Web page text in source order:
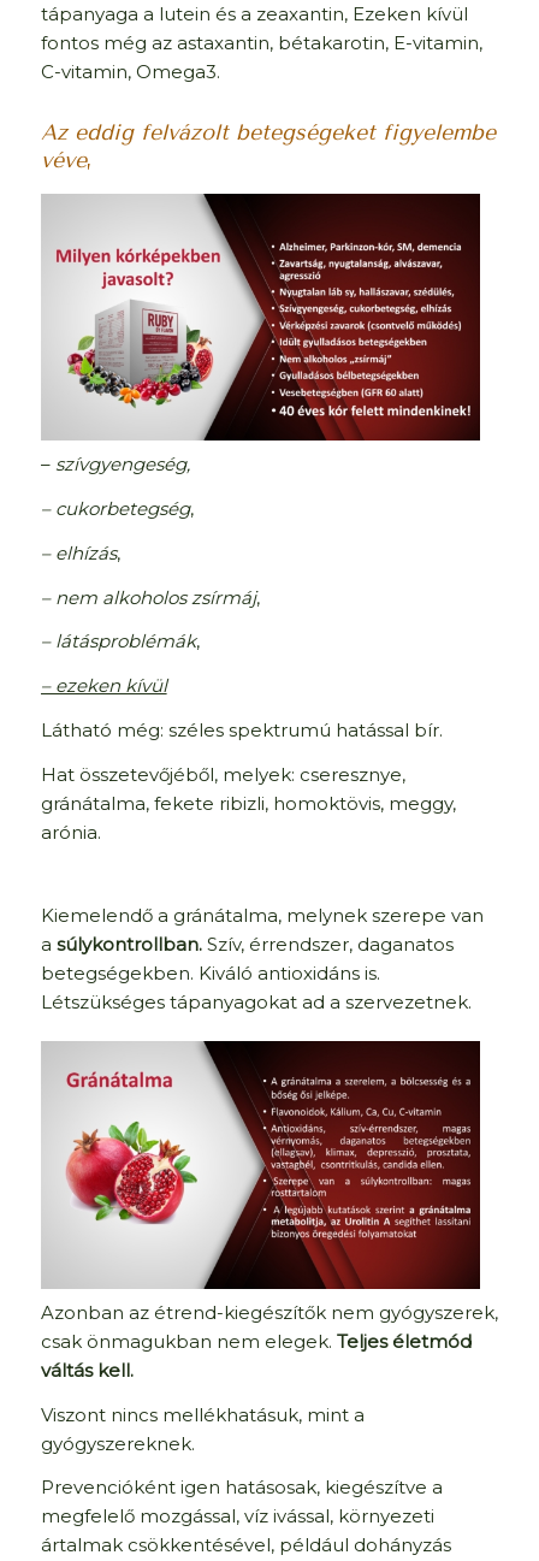
tápanyaga a lutein és a zeaxantin, Ezeken kívül
fontos még az astaxantin, bétakarotin, E-vitamin,
C-vitamin, Omega3.
Az eddig felvázolt betegségeket figyelembe
véve,
– szívgyengeség,
– cukorbetegség,
– elhízás,
– nem alkoholos zsírmáj,
– látásproblémák,
– ezeken kívül
Látható még: széles spektrumú hatással bír.
Hat összetevőjéből, melyek: cseresznye,
gránátalma, fekete ribizli, homoktövis, meggy,
arónia.
Kiemelendő a gránátalma, melynek szerepe van
a súlykontrollban.Szív, érrendszer, daganatos
betegségekben. Kiváló antioxidáns is.
Létszükséges tápanyagokat ad a szervezetnek.
Azonban az étrend-kiegészítők nem gyógyszerek,
csak önmagukban nem elegek. Teljes életmód
váltás kell.
Viszont nincs mellékhatásuk, mint a
gyógyszereknek.
Prevencióként igen hatásosak, kiegészítve a
megfelelő mozgással, víz ivással, környezeti
ártalmak csökkentésével, például dohányzás